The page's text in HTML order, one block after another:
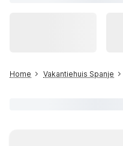
Home Vakantiehuis Spanje